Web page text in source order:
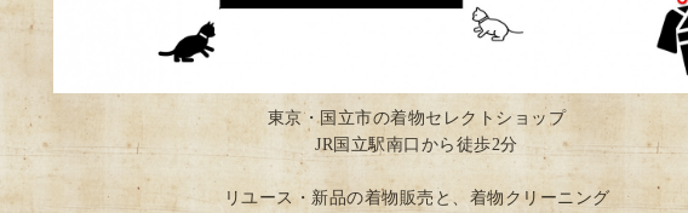
東京・国立市の着物セレクトショップ
JR国立駅南口から徒歩2分
リユース・新品の着物販売と、着物クリーニング